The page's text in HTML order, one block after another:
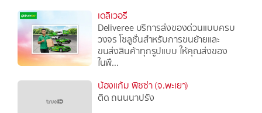
เดลิเวอรี
Deliveree บริการส่งของด่วนแบบครบ
วงจร โซลูชั่นสำหรับการขนย้ายและ
ขนส่งสินค้าทุกรูปแบบ ให้คุณส่งของ
ในพื...
น้องแก้ม พิซซ่า (จ.พะเยา)
ติด ถนนนาปรัง